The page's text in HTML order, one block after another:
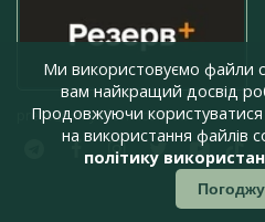
press@armyinform.com.ua
Ми використовуємо файли
вам найкращий досвід
Продовжуючи
на використання файлів
політику